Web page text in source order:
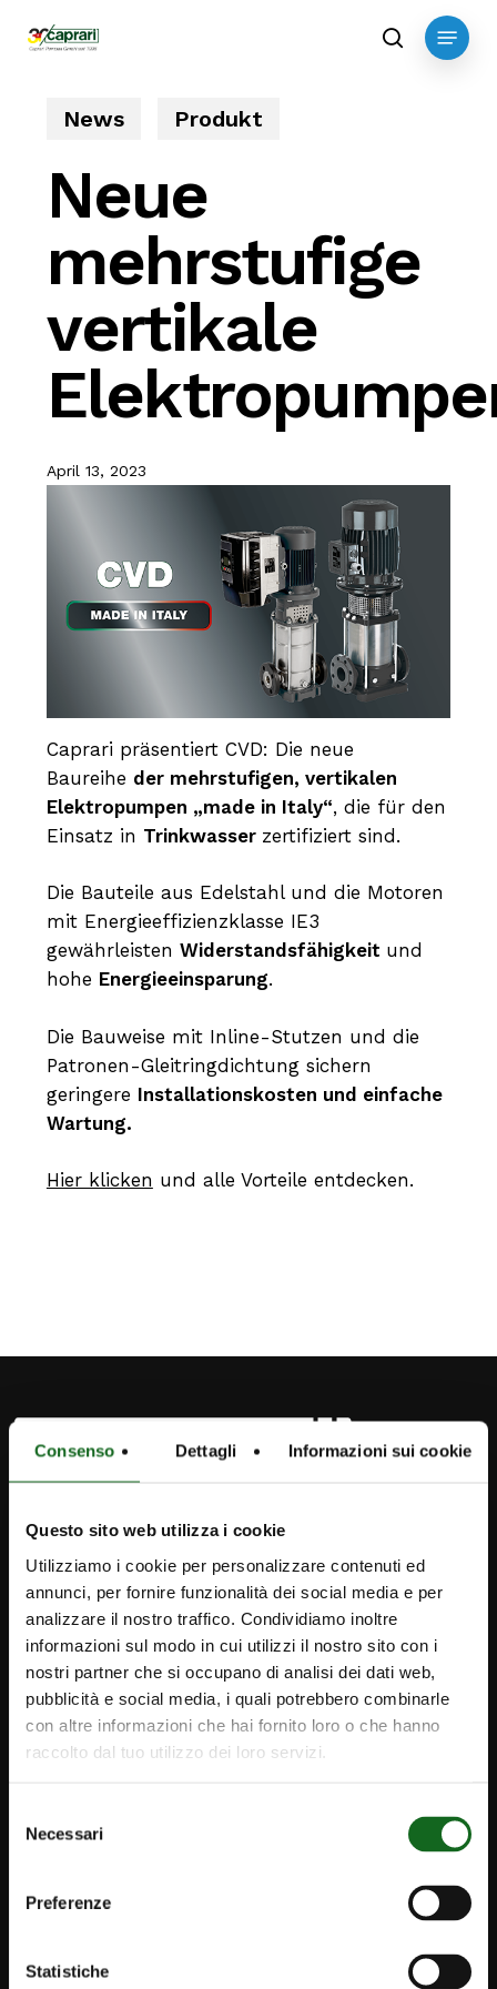
Consenso Dettagli Informazioni sui cookie
Questo sito web utilizza i cookie
Utilizziamo i cookie per personalizzare contenuti ed
annunci, per fornire funzionalità dei social media e per
analizzare il nostro traffico. Condividiamo inoltre
informazioni sul modo in cui utilizzi il nostro sito con i
nostri partner che si occupano di analisi dei dati web,
pubblicità e social media, i quali potrebbero combinarle
con altre informazioni che hai fornito loro o che hanno
raccolto dal tuo utilizzo dei loro servizi.
delNecessari
Preferenze
Statistiche
search
Menu
News Produkt
Neue
mehrstufige
vertikale
April 13, 2023
Caprari präsentiert CVD: Die neue
Baureihe der mehrstufigen, vertikalen
Elektropumpen „made in Italy“, die für den
Einsatz in Trinkwasser zertifiziert sind.
Die Bauteile aus Edelstahl und die Motoren
mit Energieeffizienzklasse IE3
gewährleisten Widerstandsfähigkeit und
hohe Energieeinsparung.
Die Bauweise mit Inline-Stutzen und die
Patronen-Gleitringdichtung sichern
geringere Installationskosten und einfache
Wartung.
Hier klicken und alle Vorteile entdecken.
Newsletter
caprari@caprari.de
Caprari Pumpen DE